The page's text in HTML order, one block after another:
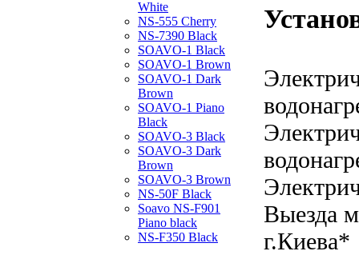
White
NS-555 Cherry
NS-7390 Black
SOAVO-1 Black
SOAVO-1 Brown
SOAVO-1 Dark
Brown
SOAVO-1 Piano
Black
SOAVO-3 Black
SOAVO-3 Dark
Brown
SOAVO-3 Brown
NS-50F Black
Soavo NS-F901
Piano black
NS-F350 Black
Выезда
г.Киева*